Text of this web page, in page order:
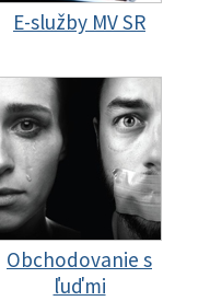
E-služby MV SR
Obchodovanie s
ľuďmi